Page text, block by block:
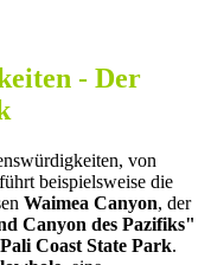
- Der
von
beispielsweise die
Waimea Canyon, der
Canyon des Pazifiks"
Coast State Park.